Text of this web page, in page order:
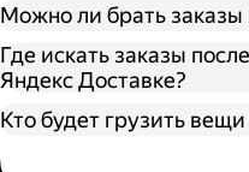
Можно ли брать заказы
Где искать заказы
Яндекс Доставке?
Кто будет грузить